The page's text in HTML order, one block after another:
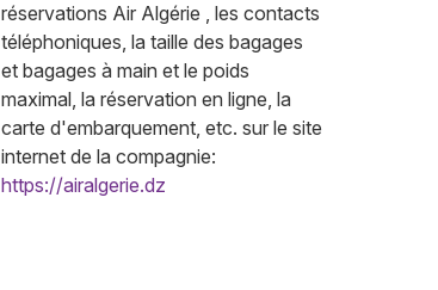
réservations Air Algérie , les contacts
téléphoniques, la taille des bagages
et bagages à main et le poids
maximal, la réservation en ligne, la
carte d'embarquement, etc. sur le site
internet de la compagnie:
https://airalgerie.dz